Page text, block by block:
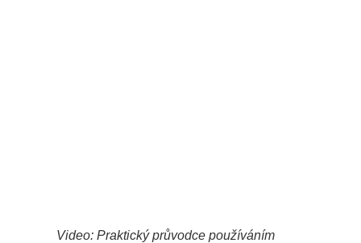
Video: Praktický průvodce používáním